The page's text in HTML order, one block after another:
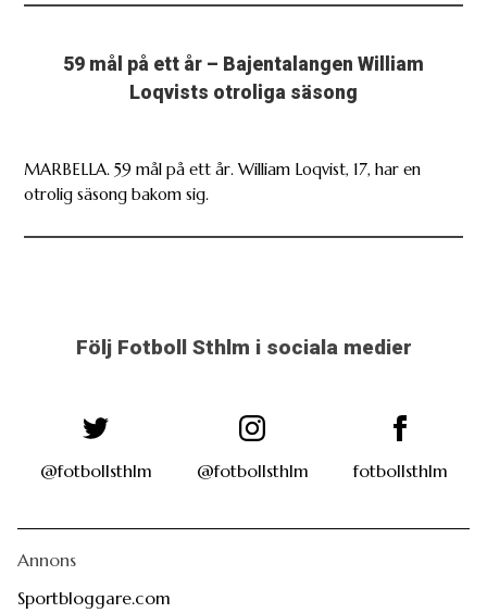
59 mål på ett år – Bajentalangen William
Loqvists otroliga säsong
MARBELLA. 59 mål på ett år. William Loqvist, 17, har en
otrolig säsong bakom sig.
Följ Fotboll Sthlm i sociala medier
@fotbollsthlm @fotbollsthlm fotbollsthlm
Annons
Sportbloggare.com